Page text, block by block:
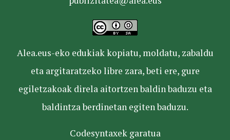
Alea.eus-eko edukiak kopiatu, moldatu, zabaldu
eta argitaratzeko libre zara, beti ere, gure
egiletzakoak direla aitortzen baldin baduzu eta
baldintza berdinetan egiten baduzu.
Codesyntaxek garatua